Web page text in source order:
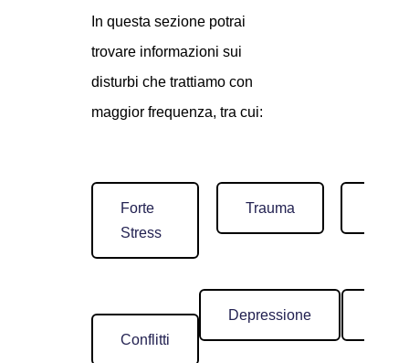
In questa sezione potrai
trovare informazioni sui
disturbi che trattiamo con
maggior frequenza, tra cui:
Forte
Stress
Conflitti
Trauma
Depressione